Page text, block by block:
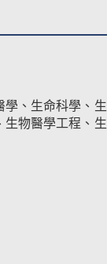
學、生命科學、生
生物醫學工程、生